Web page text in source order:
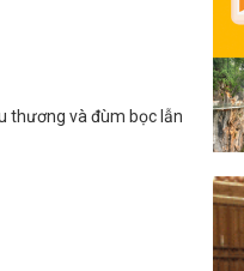
thương và đùm bọc lẫn